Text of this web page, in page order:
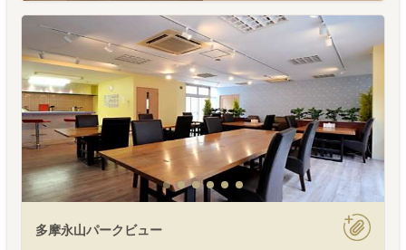
多摩永山パークビュー